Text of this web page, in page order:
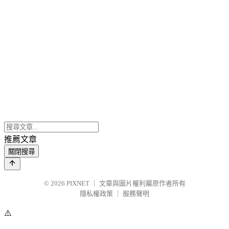
推薦文章
關閉搜尋
© 2026 PIXNET
文章與圖片權利屬原作者所有
隱私權政策
服務聲明
⚠️